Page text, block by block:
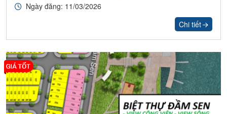
Ngày đăng: 11/03/2026
Chi tiết